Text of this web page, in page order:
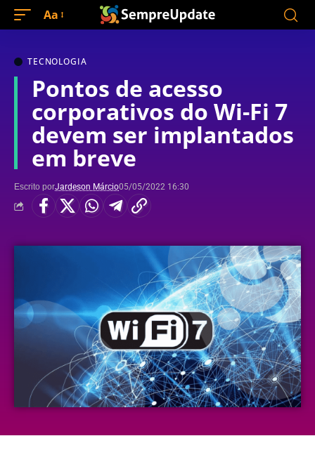
Aa
TECNOLOGIA
Pontos de acesso
corporativos do Wi-Fi 7
devem ser implantados
em breve
Escrito porJardeson Márcio05/05/2022 16:30